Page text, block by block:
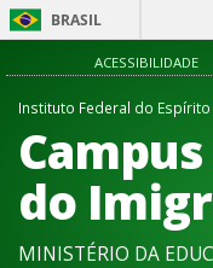
BRASIL
ACESSIBILIDADE
Instituto Federal do Espírito
do
MINISTÉRIO DA